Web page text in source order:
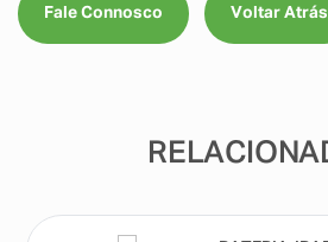
Fale Connosco Voltar Atrás